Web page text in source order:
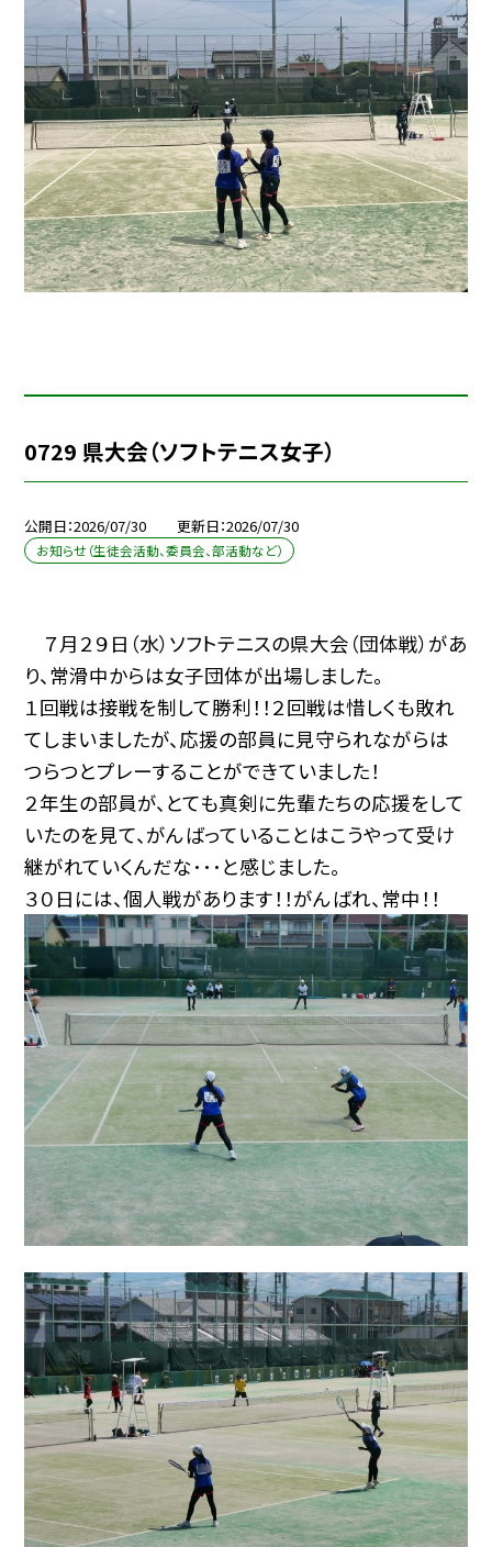
0729 県大会（ソフトテニス女子）
公開日 2026/07/30 更新日 2026/07/30
お知らせ（生徒会活動、委員会、部活動など）
７月２９日（水）ソフトテニスの県大会（団体戦）があ
り、常滑中からは女子団体が出場しました。
１回戦は接戦を制して勝利！！２回戦は惜しくも敗れ
てしまいましたが、応援の部員に見守られながらは
つらつとプレーすることができていました！
２年生の部員が、とても真剣に先輩たちの応援をして
いたのを見て、がんばっていることはこうやって受け
継がれていくんだな･･･と感じました。
３０日には、個人戦があります！！がんばれ、常中！！